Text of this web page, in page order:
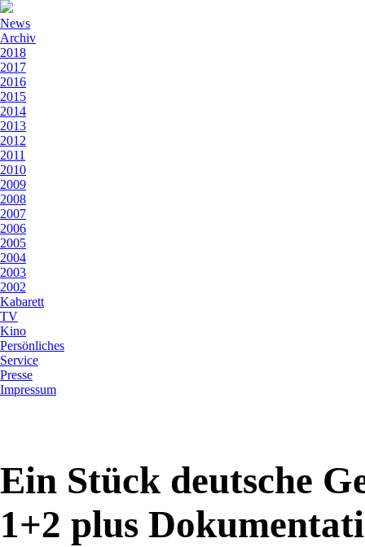
News
Archiv
2018
2017
2016
2015
2014
2013
2012
2011
2010
2009
2008
2007
2006
2005
2004
2003
2002
Kabarett
TV
Kino
Persönliches
Service
Presse
Impressum
Ein Stück deutsche
1+2 plus